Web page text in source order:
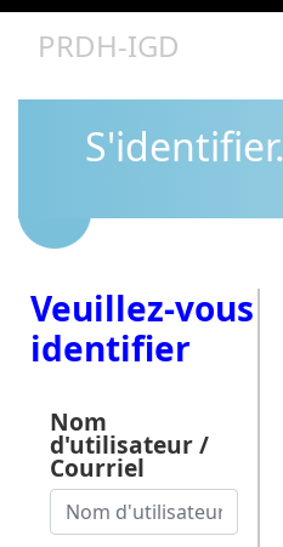
PRDH-IGD
S'identifier.
Veuillez-vous
identifier
Nom
d'utilisateur /
Courriel